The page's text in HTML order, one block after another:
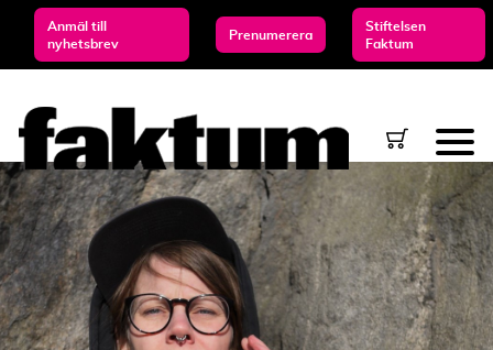
Anmäl till
nyhetsbrev
Prenumerera
Stiftelsen
Faktum